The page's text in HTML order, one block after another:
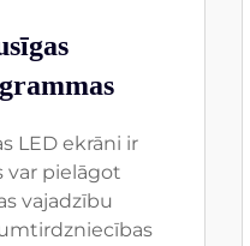
LED ekrāni ir
var pielāgot
vajadzību